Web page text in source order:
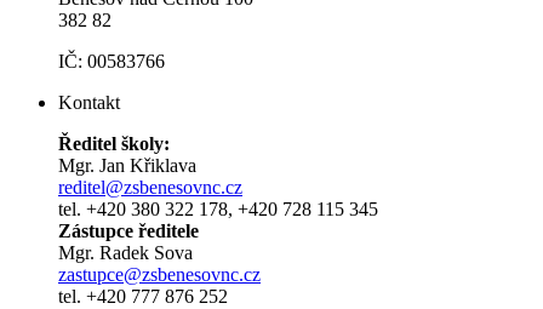
382 82
IČ: 00583766
Kontakt
Ředitel školy:
Mgr. Jan Křiklava
reditel@zsbenesovnc.cz
tel. +420 380 322 178, +420 728 115 345
Zástupce ředitele
Mgr. Radek Sova
zastupce@zsbenesovnc.cz
tel. +420 777 876 252